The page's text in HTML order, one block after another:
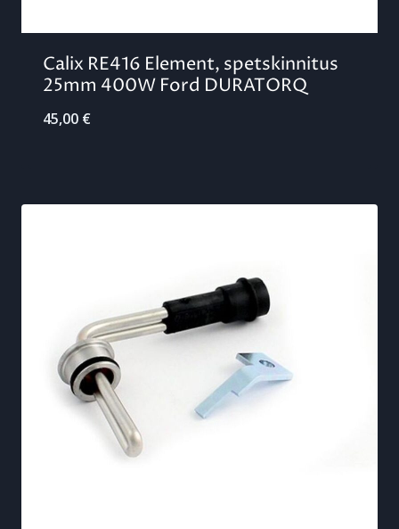
Calix RE416 Element, spetskinnitus
25mm 400W Ford DURATORQ
45,00 €